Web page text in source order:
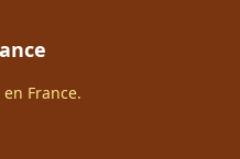
France.